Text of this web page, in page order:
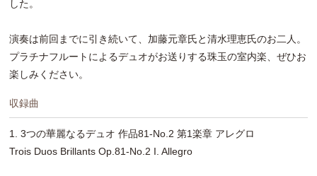
した。
演奏は前回までに引き続いて、加藤元章氏と清水理恵氏のお二人。
プラチナフルートによるデュオがお送りする珠玉の室内楽、ぜひお
楽しみください。
収録曲
1. 3つの華麗なるデュオ 作品81-No.2 第1楽章 アレグロ
Trois Duos Brillants Op.81-No.2 I. Allegro